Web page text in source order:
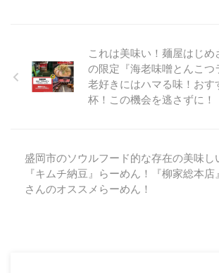
これは美味い！麺屋はじ
の限定『海老味噌とんこつ
老好きにはハマる味！おす
杯！この機会を逃さずに！
盛岡市のソウルフード的な存在の美味し
『キムチ納豆』らーめん！『柳家総本店』
さんのオススメらーめん！